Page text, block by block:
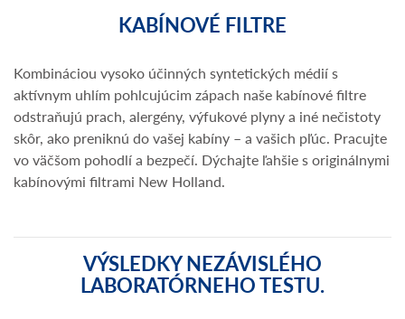
KABÍNOVÉ FILTRE
Kombináciou vysoko účinných syntetických médií s
aktívnym uhlím pohlcujúcim zápach naše kabínové filtre
odstraňujú prach, alergény, výfukové plyny a iné nečistoty
skôr, ako preniknú do vašej kabíny – a vašich pľúc. Pracujte
vo väčšom pohodlí a bezpečí. Dýchajte ľahšie s originálnymi
kabínovými filtrami New Holland.
VÝSLEDKY NEZÁVISLÉHO
LABORATÓRNEHO TESTU.